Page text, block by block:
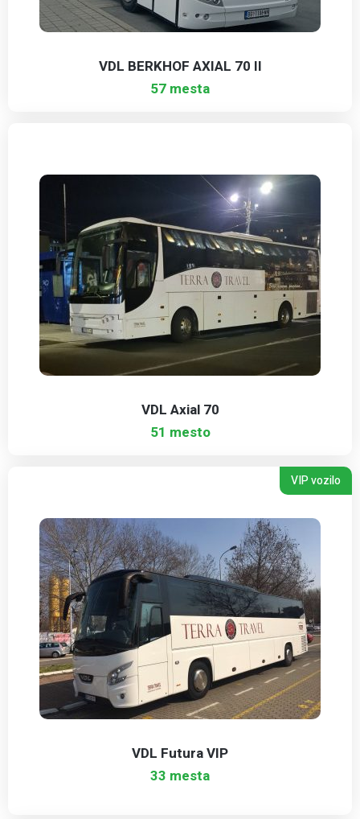
VDL BERKHOF AXIAL 70 II
57 mesta
VDL Axial 70
51 mesto
VDL Futura VIP
33 mesta
VIP vozilo